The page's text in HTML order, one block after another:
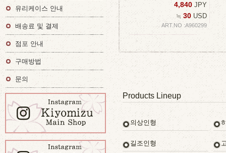
4,840 JPY
≒ 30 USD
ART.NO :A960299
Products Lineup
의상인형
길조인형
유리케이스 안내
배송료 및 결제
점포 안내
구매방법
문의